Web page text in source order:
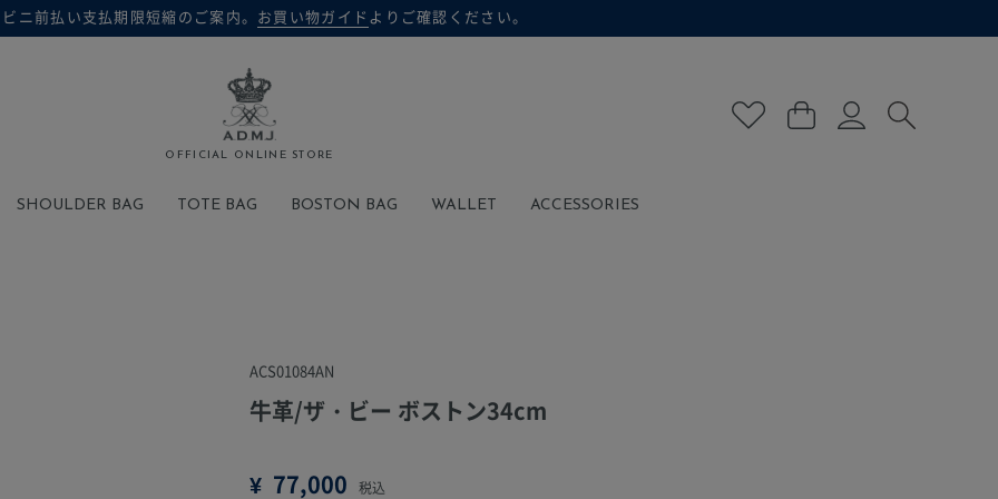
ニ前払い支払期限短縮のご案内。 お買い物ガイド よりご確認ください。
OFFICIAL ONLINE STORE
検索
SHOULDER BAG TOTE BAG BOSTON BAG WALLET ACCESSORIES
ACS01084AN
牛革/ザ・ビー ボストン34cm
¥ 77,000 税込